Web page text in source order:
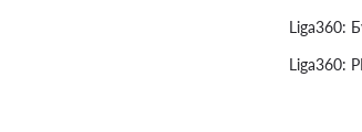
Liga360:
Liga360: